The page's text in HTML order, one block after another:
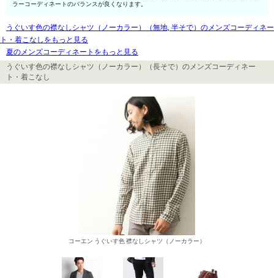
ラーコーディネートのバランスが良くなります。
うぐいす色の襟なしシャツ（ノーカラー）（無地, 半そで）のメンズコーディネー
ト・着こなしをもっと見る
夏のメンズコーディネートをもっと見る
うぐいす色の襟なしシャツ（ノーカラー）（長そで）のメンズコーディネー
ト・着こなし
コーエン うぐいす色 襟なしシャツ（ノーカラー）